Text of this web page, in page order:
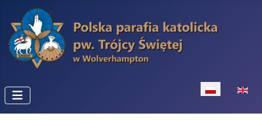
Wybierz swój